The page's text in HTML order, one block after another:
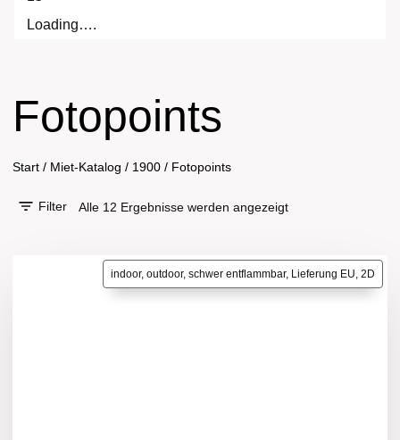
Loading….
Fotopoints
Start / Miet-Katalog / 1900 / Fotopoints
Filter Alle 12 Ergebnisse werden angezeigt
indoor, outdoor, schwer entflammbar, Lieferung EU, 2D